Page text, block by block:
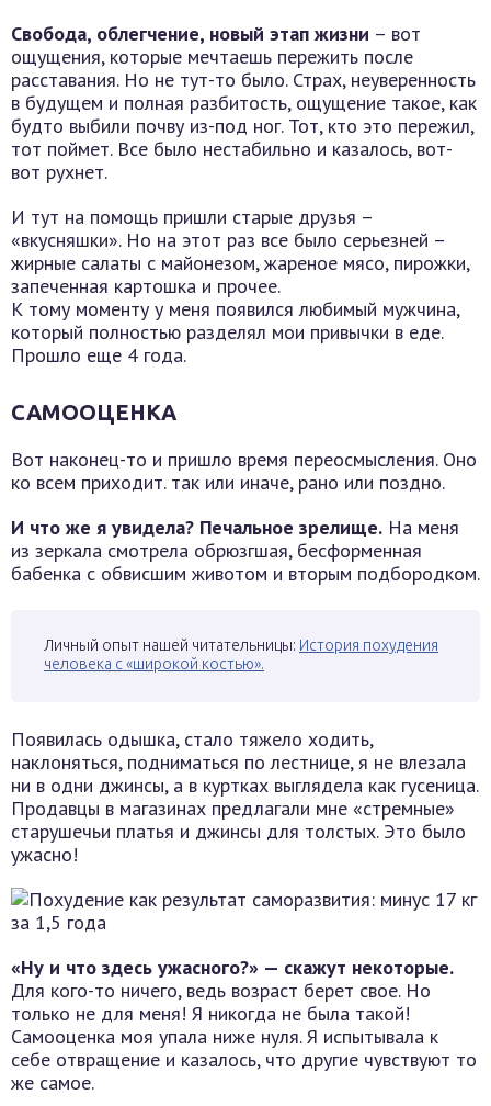
Свобода, облегчение, новый этап жизни – вот
ощущения, которые мечтаешь пережить после
расставания. Но не тут-то было. Страх, неуверенность
в будущем и полная разбитость, ощущение такое, как
будто выбили почву из-под ног. Тот, кто это пережил,
тот поймет. Все было нестабильно и казалось, вот-
вот рухнет.
И тут на помощь пришли старые друзья –
«вкусняшки». Но на этот раз все было серьезней –
жирные салаты с майонезом, жареное мясо, пирожки,
запеченная картошка и прочее.
К тому моменту у меня появился любимый мужчина,
который полностью разделял мои привычки в еде.
Прошло еще 4 года.
САМООЦЕНКА
Вот наконец-то и пришло время переосмысления. Оно
ко всем приходит. так или иначе, рано или поздно.
И что же я увидела? Печальное зрелище. На меня
из зеркала смотрела обрюзгшая, бесформенная
бабенка с обвисшим животом и вторым подбородком.
Личный опыт нашей читательницы: История похудения
человека с «широкой костью».
Появилась одышка, стало тяжело ходить,
наклоняться, подниматься по лестнице, я не влезала
ни в одни джинсы, а в куртках выглядела как гусеница.
Продавцы в магазинах предлагали мне «стремные»
старушечьи платья и джинсы для толстых. Это было
ужасно!
«Ну и что здесь ужасного?» — скажут некоторые.
Для кого-то ничего, ведь возраст берет свое. Но
только не для меня! Я никогда не была такой!
Самооценка моя упала ниже нуля. Я испытывала к
себе отвращение и казалось, что другие чувствуют то
же самое.